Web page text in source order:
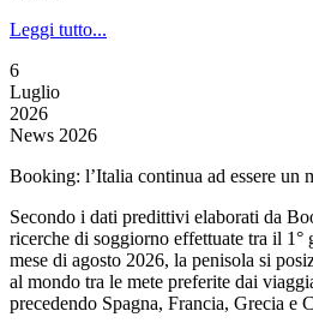
Leggi tutto...
6
Luglio
2026
News 2026
Booking: l’Italia continua ad essere un
Secondo i dati predittivi elaborati da
ricerche di soggiorno effettuate tra il 1°
mese di agosto 2026, la penisola si
al mondo tra le mete preferite dai
precedendo Spagna, Francia, Grecia e